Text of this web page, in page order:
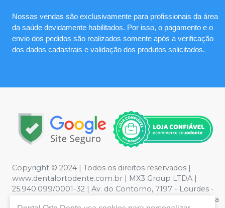
Nossas vendas são exclusivamente para profissionais da área
da saúde devidamente habilitados. Por isso, o pagamento e o
envio dos pedidos são realizados somente após a verificação
dos dados cadastrais e validação dos produtos solicitados.
Copyright © 2024 | Todos os direitos reservados |
www.dentalortodente.com.br | MX3 Group LTDA |
25.940.099/0001-32 | Av. do Contorno, 7197 - Lourdes -
Belo Horizonte, MG | Política de Privacidade e Segurança